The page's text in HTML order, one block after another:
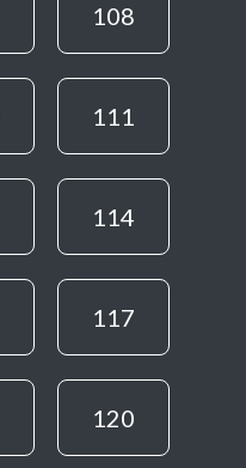
108
111
114
117
120